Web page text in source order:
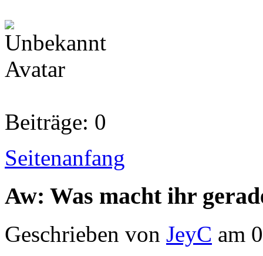
Beiträge: 0
Seitenanfang
Aw: Was macht ihr
Geschrieben von JeyC am